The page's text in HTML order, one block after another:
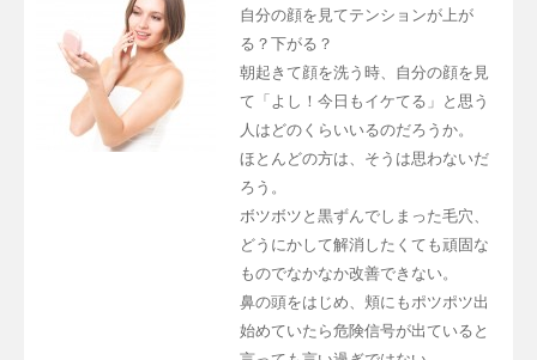
自分の顔を見てテンションが上が
る？下がる？
朝起きて顔を洗う時、自分の顔を見
て「よし！今日もイケてる」と思う
人はどのくらいいるのだろうか。
ほとんどの方は、そうは思わないだ
ろう。
ボツボツと黒ずんでしまった毛穴、
どうにかして解消したくても頑固な
ものでなかなか改善できない。
鼻の頭をはじめ、頬にもポツポツ出
始めていたら危険信号が出ていると